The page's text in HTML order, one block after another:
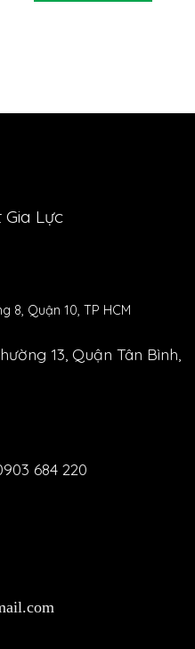
Lực
8, Quận 10, TP HCM
13, Quận Tân Bình,
684 220